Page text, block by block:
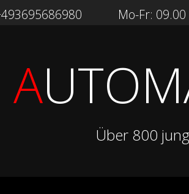
Mo-Fr:
A
Über 800